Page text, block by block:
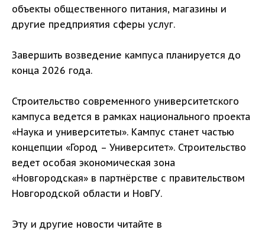
объекты общественного питания, магазины и
другие предприятия сферы услуг.
Завершить возведение кампуса планируется до
конца 2026 года.
Строительство современного университетского
кампуса ведется в рамках национального проекта
«Наука и университеты». Кампус станет частью
концепции «Город – Университет». Строительство
ведет особая экономическая зона
«Новгородская» в партнёрстве с правительством
Новгородской области и НовГУ.
Эту и другие новости читайте в